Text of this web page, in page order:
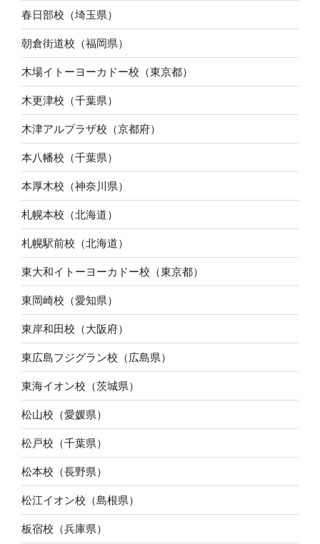
春日部校（埼玉県）
朝倉街道校（福岡県）
木場イトーヨーカドー校（東京都）
木更津校（千葉県）
木津アルプラザ校（京都府）
本八幡校（千葉県）
本厚木校（神奈川県）
札幌本校（北海道）
札幌駅前校（北海道）
東大和イトーヨーカドー校（東京都）
東岡崎校（愛知県）
東岸和田校（大阪府）
東広島フジグラン校（広島県）
東海イオン校（茨城県）
松山校（愛媛県）
松戸校（千葉県）
松本校（長野県）
松江イオン校（島根県）
板宿校（兵庫県）